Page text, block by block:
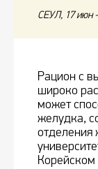
СЕУЛ, 17 июн
Рацион с
широко
может
желудка,
отделения
Корейском